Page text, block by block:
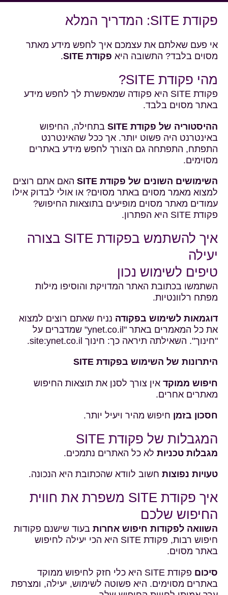
פקודת SITE: המדריך המלא
אי פעם שאלתם את עצמכם איך לחפש מידע מאתר
מסוים בלבד? התשובה היא פקודת SITE .
מהי פקודת SITE?
פקודת SITE היא פקודה שמאפשרת לך לחפש מידע
באתר מסוים בלבד.
ההיסטוריה של פקודת SITE
בתחילה, החיפוש
באינטרנט היה פשוט יותר. אך ככל שהאינטרנט
התפתח, התפתחה גם הצורך לחפש מידע באתרים
מסוימים.
השימושים השונים של פקודת SITE
האם אתם רוצים
למצוא מאמר מסוים באתר מסוים? או אולי לבדוק אילו
עמודים מאתר מסוים מופיעים בתוצאות החיפוש?
פקודת SITE היא הפתרון.
איך להשתמש בפקודת SITE בצורה
יעילה
טיפים לשימוש נכון
השתמשו בכתובת האתר המדויקת והוסיפו מילות
מפתח רלוונטיות.
דוגמאות לשימוש בפקודה נניח שאתם רוצים למצוא
את כל המאמרים באתר "ynet.co.il" שמדברים על
"חינוך". השאילתה תיראה כך: חינוך site:ynet.co.il.
היתרונות של השימוש בפקודת SITE
חיפוש ממוקד אין צורך לסנן את תוצאות החיפוש
מאתרים אחרים.
חסכון בזמן חיפוש מהיר ויעיל יותר.
המגבלות של פקודת SITE
מגבלות טכניות לא כל האתרים נתמכים.
טעויות נפוצות חשוב לוודא שהכתובת היא הנכונה.
איך פקודת SITE משפרת את חווית
החיפוש שלכם
השוואה לפקודות חיפוש אחרות בעוד שישנם פקודות
חיפוש רבות, פקודת SITE היא הכי יעילה לחיפוש
באתר מסוים.
סיכום
פקודת SITE היא כלי חזק לחיפוש ממוקד
באתרים מסוימים. היא פשוטה לשימוש, יעילה, ומצרפת